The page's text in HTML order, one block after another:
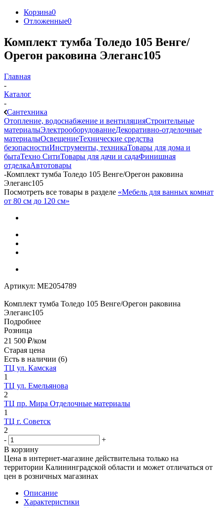
Корзина0
Отложенные0
Комплект тумба Толедо 105 Венге/
Орегон раковина Элеганс105
Главная
-
Каталог
-
Сантехника
Отопление, водоснабжение и вентиляцияСтроительные
материалыЭлектрооборудованиеДекоративно-отделочные
материалыОсвещениеТехнические средства
безопасностиИнструменты, техникаТовары для дома и
бытаТехно СитиТовары для дачи и садаФинишная
отделкаАвтотовары
-Комплект тумба Толедо 105 Венге/Орегон раковина
Элеганс105
Посмотреть все товары в разделе «Мебель для ванных комнат
от 80 см до 120 см»
Артикул: МЕ2054789
Комплект тумба Толедо 105 Венге/Орегон раковина
Элеганс105
Подробнее
Розница
21 500 ₽/ком
Старая цена
Есть в наличии (6)
ТЦ ул. Камская
1
ТЦ ул. Емельянова
2
ТЦ пр. Мира Отделочные материалы
1
ТЦ г. Советск
2
-
+
В корзину
Цена в интернет-магазине действительна только на
территории Калининградской области и может отличаться от
цен в розничных магазинах
Описание
Характеристики